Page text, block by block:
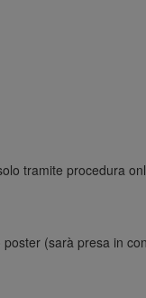
tramite procedura
(sarà presa in